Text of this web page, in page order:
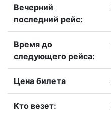
Вечерний
последний рейс:
Время до
следующего рейса:
Цена билета
Кто везет: